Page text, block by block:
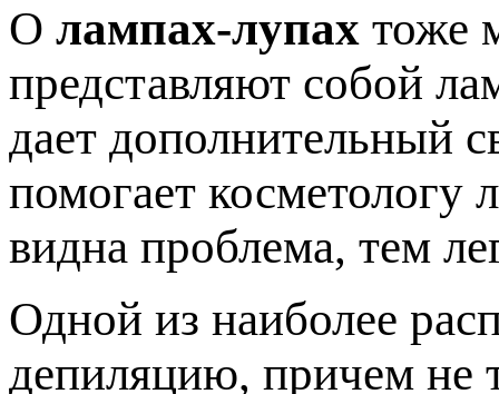
О лампах-лупах тоже
представляют собой
дает дополнительный
помогает косметологу
видна проблема, тем
Одной из наиболее
депиляцию, причем не